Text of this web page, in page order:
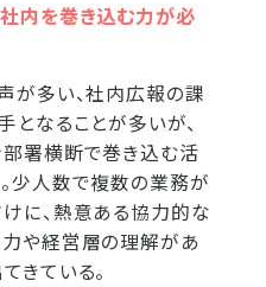
内を巻き込む力が必
が多い、社内広報の課
なることが多いが、
署横断で巻き込む活
少人数で複数の業務が
に、熱意ある協力的な
や経営層の理解があ
きている。